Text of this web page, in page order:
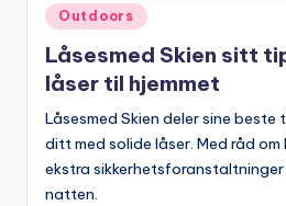
Posted
Outdoors
Låsesmed Skien sitt
låser til hjemmet
Låsesmed Skien deler sine beste
ditt med solide låser. Med råd
ekstra
natten.